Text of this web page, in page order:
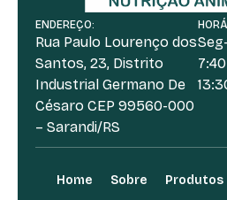
ENDEREÇO:
Rua Paulo Lourenço dos
Santos, 23, Distrito
Industrial Germano De
Césaro CEP 99560-000
– Sarandi/RS
Home Sobre Produtos